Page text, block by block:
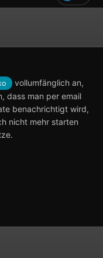
vollumfänglich an,
dass man per email
benachrichtigt wird,
nicht mehr starten